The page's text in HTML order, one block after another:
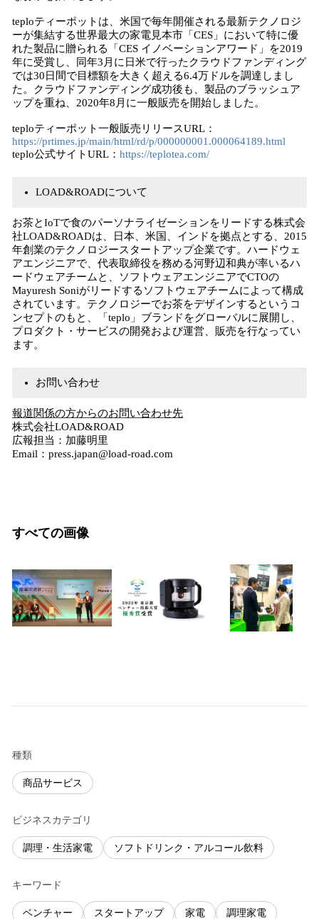
teploティーポットは、米国で毎年開催される最新テクノロジ
ーが集結する世界最大の家電見本市「CES」において特に優
れた製品に贈られる「CES イノベーションアワード」を2019
年に受賞し、同年3月に日米で行ったクラウドファンディング
では30日間で目標額を大きく超える6.4万ドルを調達しまし
た。クラウドファンディング成功後も、製品のブラッシュア
ップを重ね、2020年8月に一般販売を開始しました。
teploティーポット一般販売リリースURL：
https://prtimes.jp/main/html/rd/p/000000001.000064189.html
teplo公式サイトURL： https://teplotea.com/
LOAD&ROADについて
お茶とIoTで食のパーソナライゼーションをリードする株式会
社LOAD&ROADは、日本、米国、インドを拠点とする、2015
年創業のテクノロジースタートアップ企業です。ハードウェ
アエンジニアで、代表取締役を務める河野辺和典が率いるハ
ードウェアチームと、ソフトウェアエンジニアでCTOの
Mayuresh Soniがリードするソフトウェアチームによって構成
されています。テクノロジーでお茶をデザインするというコ
ンセプトのもと、「teplo」ブランドをグローバルに展開し、
プロダクト・サービスの開発および運営、販売を行なってい
ます。
お問い合わせ
報道関係の方からのお問い合わせ先
株式会社LOAD&ROAD
広報担当：加藤明里
Email：press.japan@load-road.com
すべての画像
種類
商品サービス
ビジネスカテゴリ
調理・生活家電 ソフトドリンク・アルコール飲料
キーワード
ベンチャー スタートアップ 家電 調理家電